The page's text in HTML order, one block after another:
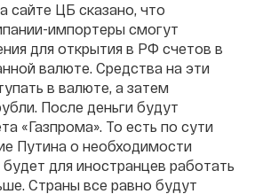
сайте ЦБ сказано, что
импортеры смогут
для открытия в РФ счетов в
валюте. Средства на эти
в валюте, а затем
После деньги будут
«Газпрома». То есть по сути
Путина о необходимости
для иностранцев работать
Страны все равно будут